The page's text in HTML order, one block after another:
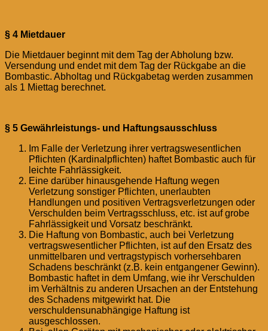
§ 4 Mietdauer
Die Mietdauer beginnt mit dem Tag der Abholung bzw.
Versendung und endet mit dem Tag der Rückgabe an die
Bombastic. Abholtag und Rückgabetag werden zusammen
als 1 Miettag berechnet.
§ 5 Gewährleistungs- und Haftungsausschluss
Im Falle der Verletzung ihrer vertragswesentlichen
Pflichten (Kardinalpflichten) haftet Bombastic auch für
leichte Fahrlässigkeit.
Eine darüber hinausgehende Haftung wegen
Verletzung sonstiger Pflichten, unerlaubten
Handlungen und positiven Vertragsverletzungen oder
Verschulden beim Vertragsschluss, etc. ist auf grobe
Fahrlässigkeit und Vorsatz beschränkt.
Die Haftung von Bombastic, auch bei Verletzung
vertragswesentlicher Pflichten, ist auf den Ersatz des
unmittelbaren und vertragstypisch vorhersehbaren
Schadens beschränkt (z.B. kein entgangener Gewinn).
Bombastic haftet in dem Umfang, wie ihr Verschulden
im Verhältnis zu anderen Ursachen an der Entstehung
des Schadens mitgewirkt hat. Die
verschuldensunabhängige Haftung ist
ausgeschlossen.